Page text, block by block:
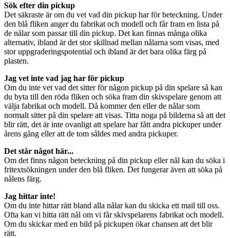
Sök efter din pickup
Det säkraste är om du vet vad din pickup har för beteckning. Under
den blå fliken anger du fabrikat och modell och får fram en lista på
de nålar som passar till din pickup. Det kan finnas många olika
alternativ, ibland är det stor skillnad mellan nålarna som visas, med
stor uppgraderingspotential och ibland är det bara olika färg på
plasten.
Jag vet inte vad jag har för pickup
Om du inte vet vad det sitter för någon pickup på din spelare så kan
du byta till den röda fliken och söka fram din skivspelare genom att
välja fabrikat och modell. Då kommer den eller de nålar som
normalt sitter på din spelare att visas. Titta noga på bilderna så att det
blir rätt, det är inte ovanligt att spelare har fått andra pickuper under
årens gång eller att de tom såldes med andra pickuper.
Det står något här...
Om det finns någon beteckning på din pickup eller nål kan du söka i
fritextsökningen under den blå fliken. Det fungerar även att söka på
nålens färg.
Jag hittar inte!
Om du inte hittar rätt bland alla nålar kan du skicka ett mail till oss.
Ofta kan vi hitta rätt nål om vi får skivspelarens fabrikat och modell.
Om du skickar med en bild på pickupen ökar chansen att det blir
rätt.